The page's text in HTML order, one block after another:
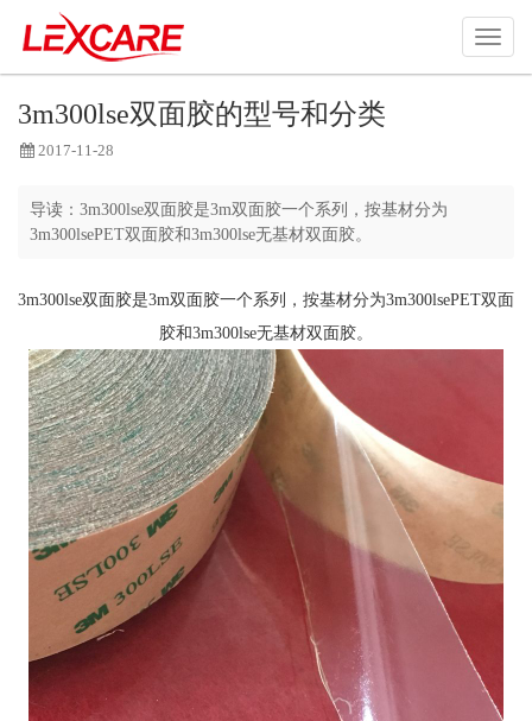
3m300lse双面胶的型号和分类
2017-11-28
导读： 3m300lse双面胶是3m双面胶一个系列，按基材分为
3m300lsePET双面胶和3m300lse无基材双面胶。
3m300lse双面胶是3m双面胶一个系列，按基材分为3m300lsePET双面
胶和3m300lse无基材双面胶。